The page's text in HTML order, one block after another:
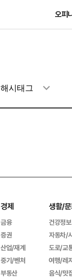
오피
경제
금융
증권
산업/재계
중기/벤처
부동산
생활/
건강정보
자동차/
도로/교
여행/레
음식/맛